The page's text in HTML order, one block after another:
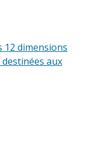
12 dimensions
aux